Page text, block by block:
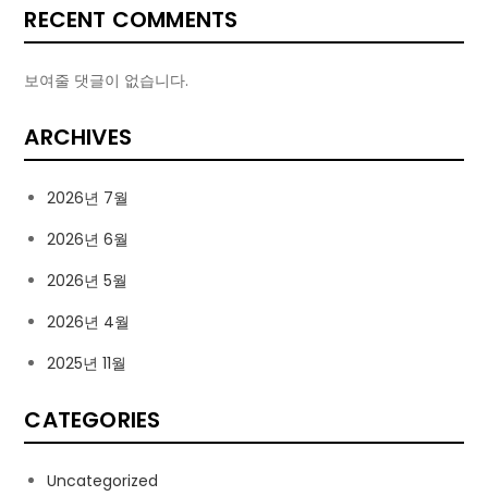
RECENT COMMENTS
보여줄 댓글이 없습니다.
ARCHIVES
2026년 7월
2026년 6월
2026년 5월
2026년 4월
2025년 11월
CATEGORIES
Uncategorized